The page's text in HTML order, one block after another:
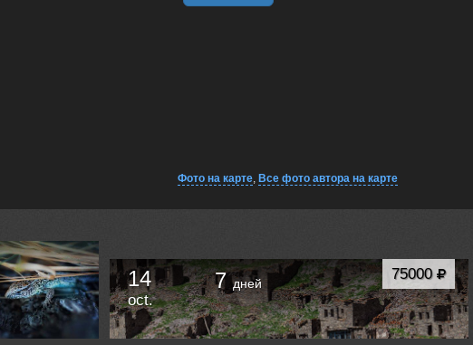
Фото на карте, Все фото автора на карте
75000
14
oct.
7дней